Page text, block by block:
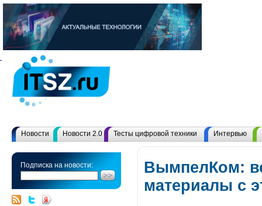
Новости Новости 2.0 Тесты цифровой техники Интервью
Подписка на новости:
ВымпелКом:
материалы с